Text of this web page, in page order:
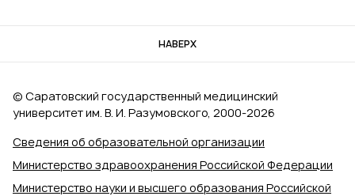
НАВЕРХ
Сведения об образовательной организации
Министерство здравоохранения Российской Федерации
Министерство науки и высшего образования Российской
© Саратовский государственный медицинский
университет им. В. И. Разумовского, 2000‑2026